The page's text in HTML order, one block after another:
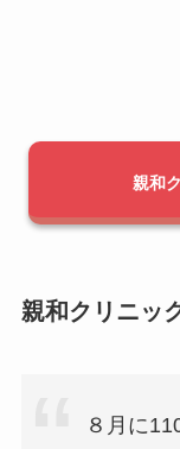
親和
親和クリニッ
８月に